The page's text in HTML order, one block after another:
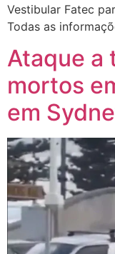
Vestibular Fatec
Todas as
Ataque a
mortos
em